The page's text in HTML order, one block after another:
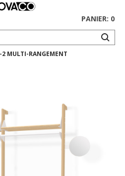
PANIER: 0
2 MULTI-RANGEMENT